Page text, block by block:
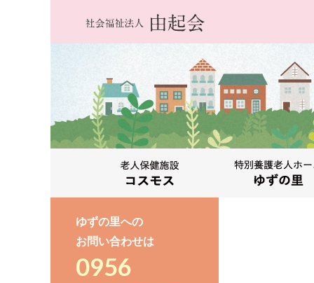
ゆずの里への
お問い合わせは
0956